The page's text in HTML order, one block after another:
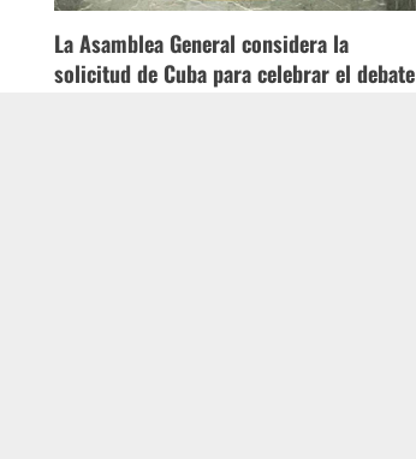
La Asamblea General considera la
solicitud de Cuba para celebrar el debate